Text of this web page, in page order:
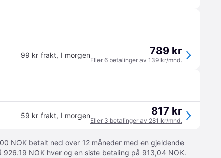
99 kr frakt, I morgen 789 kr
Eller 6 betalinger av 139 kr/mnd.
59 kr frakt, I morgen 817 kr
Eller 3 betalinger av 281 kr/mnd.
NOK betalt ned over 12 måneder med en gjeldende
926.19 NOK hver og en siste betaling på 913,04 NOK.